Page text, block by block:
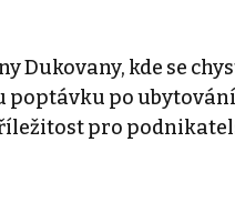
Dukovany, kde se
poptávku po
pro